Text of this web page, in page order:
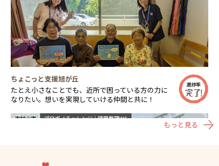
もっと見る
もっと見る
もっと見る
もっと見る
もっと見る
もっと見る
もっと見る
もっと見る
もっと見る
もっと見る
もっと見る